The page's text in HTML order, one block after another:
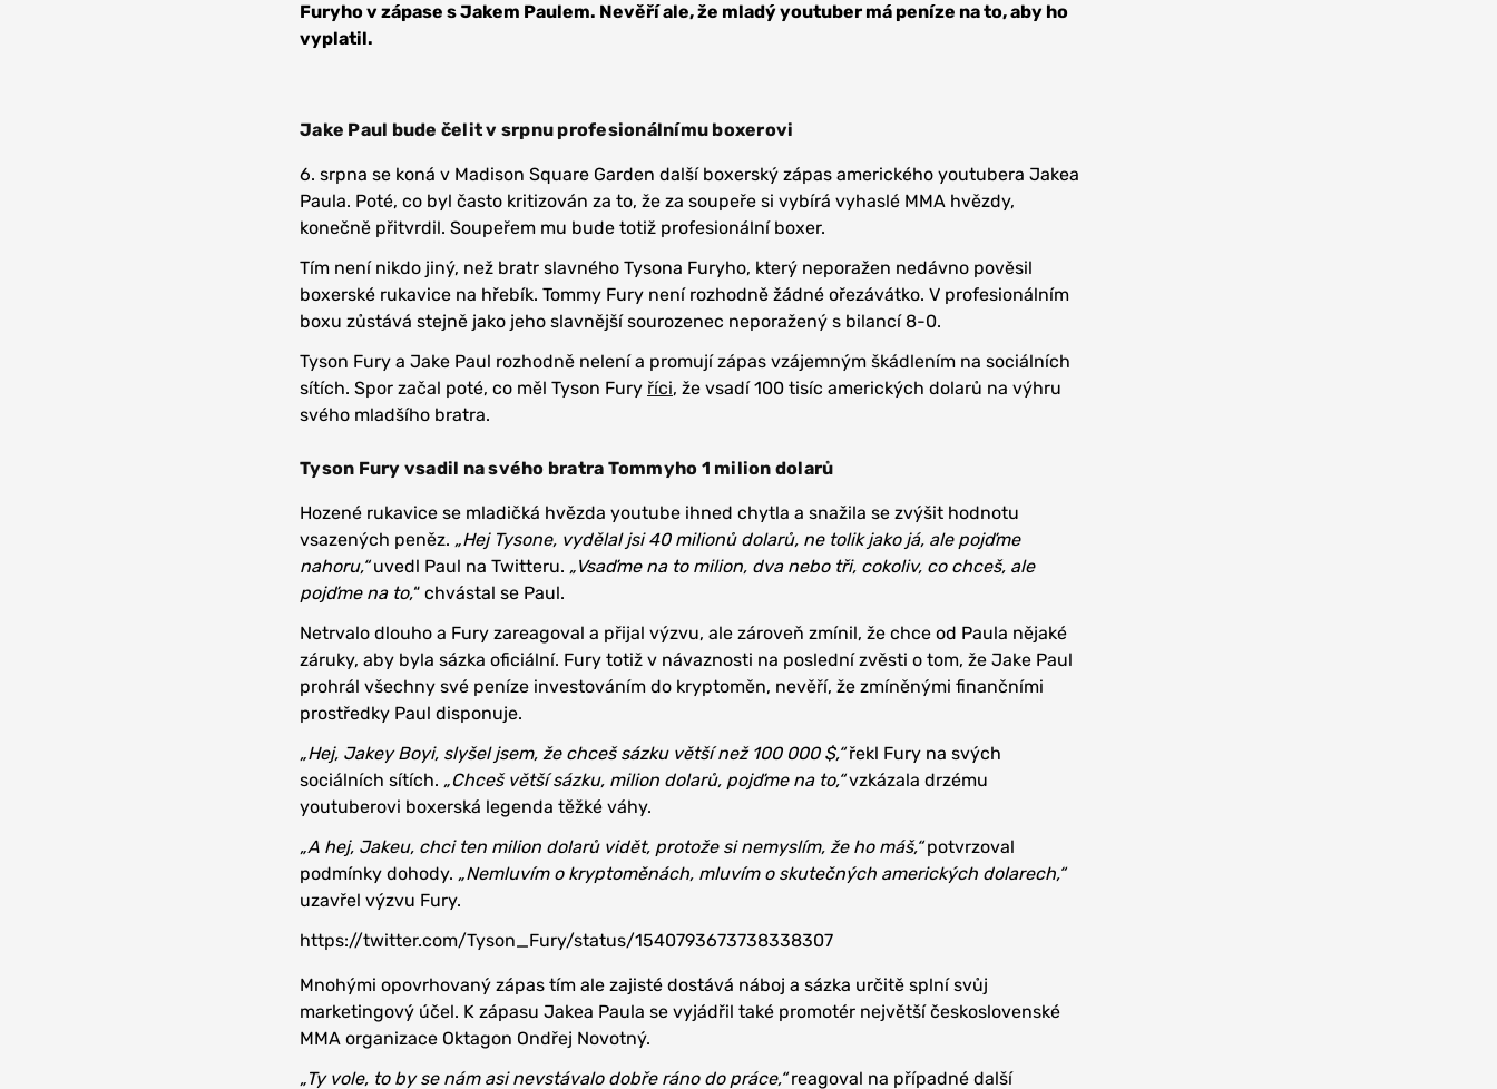
Furyho v zápase s Jakem Paulem. Nevěří ale, že mladý youtuber má peníze na to, aby ho
vyplatil.
Jake Paul bude čelit v srpnu profesionálnímu boxerovi
6. srpna se koná v Madison Square Garden další boxerský zápas amerického youtubera Jakea
Paula. Poté, co byl často kritizován za to, že za soupeře si vybírá vyhaslé MMA hvězdy,
konečně přitvrdil. Soupeřem mu bude totiž profesionální boxer.
Tím není nikdo jiný, než bratr slavného Tysona Furyho, který neporažen nedávno pověsil
boxerské rukavice na hřebík. Tommy Fury není rozhodně žádné ořezávátko. V profesionálním
boxu zůstává stejně jako jeho slavnější sourozenec neporažený s bilancí 8-0.
Tyson Fury a Jake Paul rozhodně nelení a promují zápas vzájemným škádlením na sociálních
sítích. Spor začal poté, co měl Tyson Fury říci, že vsadí 100 tisíc amerických dolarů na výhru
svého mladšího bratra.
Tyson Fury vsadil na svého bratra Tommyho 1 milion dolarů
Hozené rukavice se mladičká hvězda youtube ihned chytla a snažila se zvýšit hodnotu
vsazených peněz. „Hej Tysone, vydělal jsi 40 milionů dolarů, ne tolik jako já, ale pojďme
nahoru,“uvedl Paul na Twitteru. „Vsaďme na to milion, dva nebo tři, cokoliv, co chceš, ale
pojďme na to,“ chvástal se Paul.
Netrvalo dlouho a Fury zareagoval a přijal výzvu, ale zároveň zmínil, že chce od Paula nějaké
záruky, aby byla sázka oficiální. Fury totiž v návaznosti na poslední zvěsti o tom, že Jake Paul
prohrál všechny své peníze investováním do kryptoměn, nevěří, že zmíněnými finančními
prostředky Paul disponuje.
„Hej, Jakey Boyi, slyšel jsem, že chceš sázku větší než 100 000 $,“řekl Fury na svých
sociálních sítích. „Chceš větší sázku, milion dolarů, pojďme na to,“vzkázala drzému
youtuberovi boxerská legenda těžké váhy.
„A hej, Jakeu, chci ten milion dolarů vidět, protože si nemyslím, že ho máš,“potvrzoval
podmínky dohody. „Nemluvím o kryptoměnách, mluvím o skutečných amerických dolarech,“
uzavřel výzvu Fury.
https://twitter.com/Tyson_Fury/status/1540793673738338307
Mnohými opovrhovaný zápas tím ale zajisté dostává náboj a sázka určitě splní svůj
marketingový účel. K zápasu Jakea Paula se vyjádřil také promotér největší československé
MMA organizace Oktagon Ondřej Novotný.
„Ty vole, to by se nám asi nevstávalo dobře ráno do práce,“reagoval na případné další